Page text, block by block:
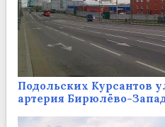
Подольских Курсантов
артерия Бирюлёво-